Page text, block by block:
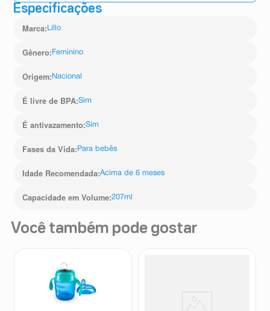
Especificações
Marca: Lillo
Gênero: Feminino
Origem: Nacional
É livre de BPA:Sim
É antivazamento:Sim
Fases da Vida: Para bebês
Idade Recomendada:Acima de 6 meses
Capacidade em Volume:207ml
Você também pode gostar